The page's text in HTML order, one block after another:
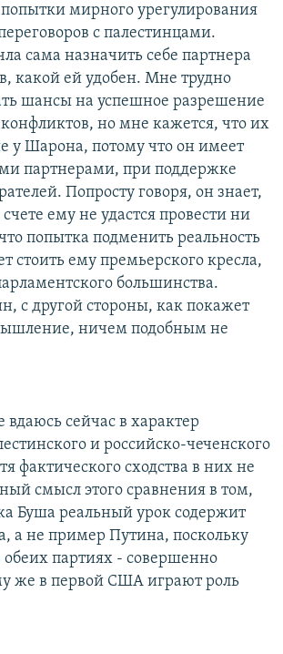
мирного урегулирования
с палестинцами.
сама назначить себе партнера
какой ей удобен. Мне трудно
шансы на успешное разрешение
но мне кажется, что их
у Шарона, потому что он имеет
партнерами, при поддержке
Попросту говоря, он знает,
ему не удастся провести ни
попытка подменить реальность
стоить ему премьерского кресла,
большинства.
с другой стороны, как покажет
ничем подобным не
сейчас в характер
и российско-чеченского
фактического сходства в них не
смысл этого сравнения в том,
Буша реальный урок содержит
а не пример Путина, поскольку
партиях - совершенно
же в первой США играют роль